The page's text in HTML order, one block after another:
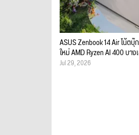
ASUS Zenbook 14 Air โน้ต
ใหม่ AMD Ryzen AI 400 บา
Jul 29, 2026